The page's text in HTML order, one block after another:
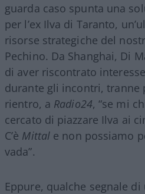
guarda caso spunta una
per l’ex Ilva di Taranto,
risorse strategiche del
Pechino. Da Shanghai, Di
di aver riscontrato
durante gli incontri, tranne
rientro, a Radio24, “se mi
cercato di piazzare Ilva ai
C’è Mittal e non possiamo
vada”.
Eppure, qualche segnale